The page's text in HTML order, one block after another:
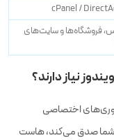
cPanel /
فروشگاه‌ها و سایت‌های
نیاز دارند؟
اختصاصی
شما صدق می‌کند، هاست